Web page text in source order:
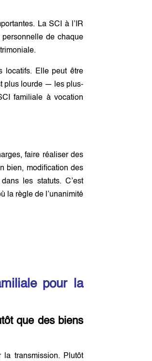
La SCI à l’IR
de chaque
locatifs. Elle peut être
plus lourde — les plus-
familiale à vocation
faire réaliser des
bien, modification des
les statuts. C’est
la règle de l’unanimité
pour la
que des biens
la transmission. Plutôt